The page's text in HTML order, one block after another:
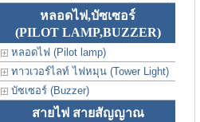
หลอดไฟ,บัซเซอร์
(PILOT LAMP,BUZZER)
หลอดไฟ (Pilot lamp)
ทาวเวอร์ไลท์ ไฟหมุน (Tower Light)
บัซเซอร์ (Buzzer)
สายไฟ สายสัญญาณ